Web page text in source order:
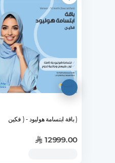
( باقة ابتسامة هوليود - ( فكين
12999.00